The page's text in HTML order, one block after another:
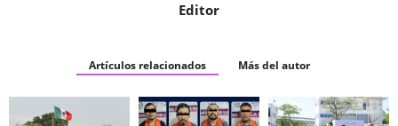
Editor
Artículos relacionados Más del autor